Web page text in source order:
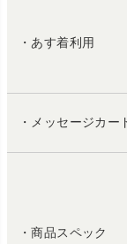
・あす着利用
・メッセージカー
・商品スペック